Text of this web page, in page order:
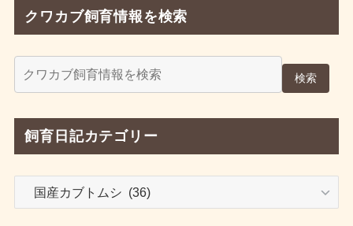
クワカブ飼育情報を検索
検索
飼育日記カテゴリー